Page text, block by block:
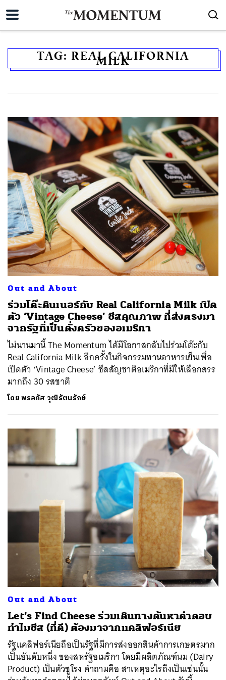
TAG: REAL CALIFORNIA
MILK
Out and About
ร่วมโต๊ะดินเนอร์กับ Real California Milk เปิด
ตัว ‘Vintage Cheese’ ชีสคุณภาพ ที่ส่งตรงมา
จากรัฐที่เป็นดั่งครัวของอเมริกา
ไม่นานมานี้ The Momentum ได้มีโอกาสกลับไปร่วมโต๊ะกับ
Real California Milk อีกครั้งในกิจกรรมทานอาหารเย็นเพื่อ
เปิดตัว ‘Vintage Cheese’ ชีสสัญชาติอเมริกาที่มีให้เลือกสรร
มากถึง 30 รสชาติ
โดยพรลภัส วุฒิรัตนรักษ์
Out and About
Let’s Find Cheese ร่วมเดินทางค้นหาคำตอบ
ทำไมชีส (ที่ดี) ต้องมาจากแคลิฟอร์เนีย
รัฐแคลิฟอร์เนียถือเป็นรัฐที่มีการส่งออกสินค้าการเกษตรมาก
เป็นอันดับหนึ่ง ของสหรัฐอเมริกา โดยมีผลิตภัณฑ์นม (Dairy
Product) เป็นตัวชูโรง คำถามคือ สาเหตุอะไรถึงเป็นเช่นนั้น